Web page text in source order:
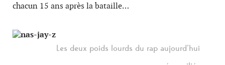
chacun 15 ans après la bataille…
Les deux poids lourds du rap aujourd’hui